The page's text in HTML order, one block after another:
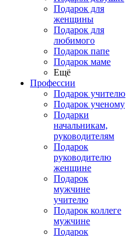
Подарок для
женщины
Подарок для
любимого
Подарок папе
Подарок маме
Ещё
Профессии
Подарок учителю
Подарок ученому
Подарки
начальникам,
руководителям
Подарок
руководителю
женщине
Подарок
мужчине
учителю
Подарок коллеге
мужчине
Подарок